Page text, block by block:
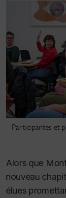
Participantes et
Alors que
nouveau
élues